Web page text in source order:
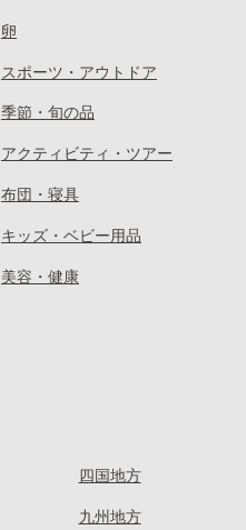
卵
スポーツ・アウトドア
季節・旬の品
アクティビティ・ツアー
布団・寝具
キッズ・ベビー用品
美容・健康
四国地方
九州地方